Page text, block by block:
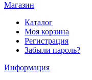
Магазин
Каталог
Моя корзина
Регистрация
Забыли пароль?
Информация